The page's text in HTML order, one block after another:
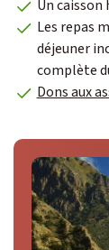
Un
Les repas
déjeuner
complète
Dons aux